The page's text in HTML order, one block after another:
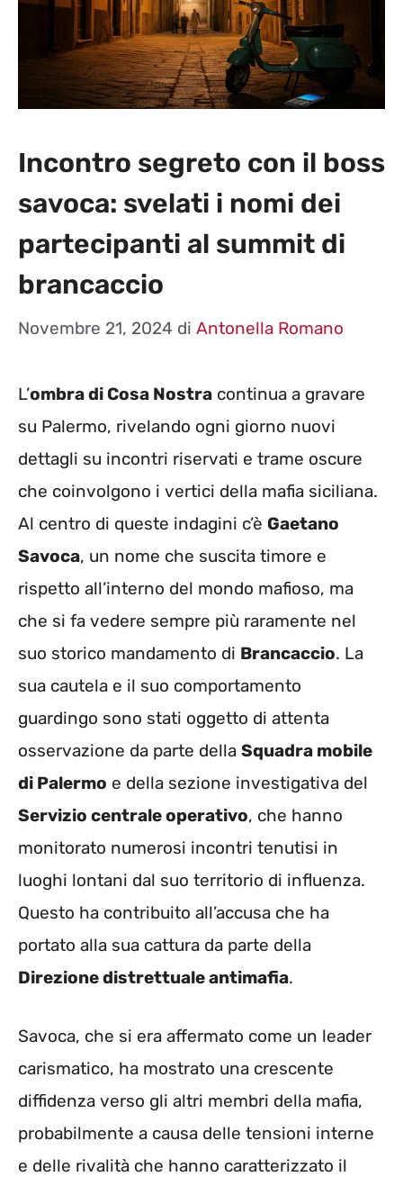
Incontro segreto con il boss
savoca: svelati i nomi dei
partecipanti al summit di
brancaccio
Novembre 21, 2024 di Antonella Romano
L’ombra di Cosa Nostra continua a gravare
su Palermo, rivelando ogni giorno nuovi
dettagli su incontri riservati e trame oscure
che coinvolgono i vertici della mafia siciliana.
Al centro di queste indagini c’è Gaetano
Savoca, un nome che suscita timore e
rispetto all’interno del mondo mafioso, ma
che si fa vedere sempre più raramente nel
suo storico mandamento di Brancaccio. La
sua cautela e il suo comportamento
guardingo sono stati oggetto di attenta
osservazione da parte della Squadra mobile
di Palermo e della sezione investigativa del
Servizio centrale operativo, che hanno
monitorato numerosi incontri tenutisi in
luoghi lontani dal suo territorio di influenza.
Questo ha contribuito all’accusa che ha
portato alla sua cattura da parte della
Direzione distrettuale antimafia.
Savoca, che si era affermato come un leader
carismatico, ha mostrato una crescente
diffidenza verso gli altri membri della mafia,
probabilmente a causa delle tensioni interne
e delle rivalità che hanno caratterizzato il